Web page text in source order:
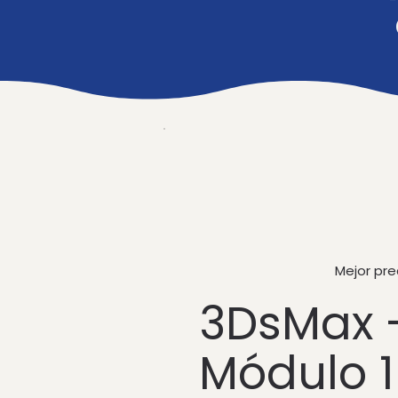
Mejor
3DsMax
Módulo 1